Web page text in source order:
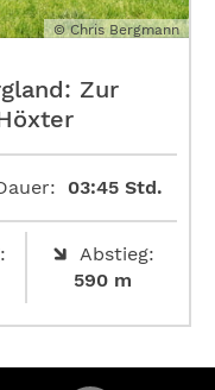
© Chris Bergmann
Zur
03:45 Std.
Abstieg:
590 m